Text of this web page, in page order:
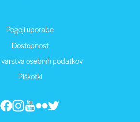
Pogoji uporabe
Dostopnost
varstva osebnih podatkov
Piškotki